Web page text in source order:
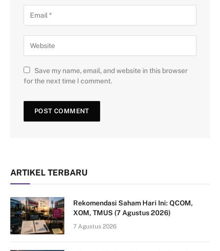
Save my name, email, and website in this browser
for the next time I comment.
ARTIKEL TERBARU
Rekomendasi Saham Hari Ini: QCOM,
XOM, TMUS (7 Agustus 2026)
7 Agustus 2026